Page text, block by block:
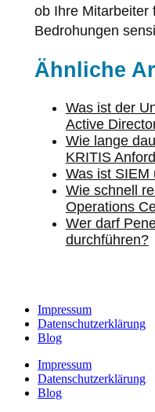
ob Ihre Mitarbeiter
Bedrohungen
Ähnliche
Was ist der
Active
Wie lange
KRITIS
Was ist SIEM
Wie schnell
Operations
Wer darf
durchführen?
Impressum
Datenschutzerklärung
Blog
Impressum
Datenschutzerklärung
Blog